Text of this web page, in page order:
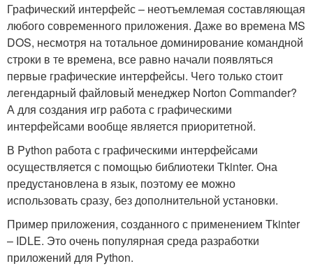
Графический интерфейс – неотъемлемая составляющая
любого современного приложения. Даже во времена MS
DOS, несмотря на тотальное доминирование командной
строки в те времена, все равно начали появляться
первые графические интерфейсы. Чего только стоит
легендарный файловый менеджер Norton Commander?
А для создания игр работа с графическими
интерфейсами вообще является приоритетной.
В Python работа с графическими интерфейсами
осуществляется с помощью библиотеки Tkinter. Она
предустановлена в язык, поэтому ее можно
использовать сразу, без дополнительной установки.
Пример приложения, созданного с применением Tkinter
– IDLE. Это очень популярная среда разработки
приложений для Python.